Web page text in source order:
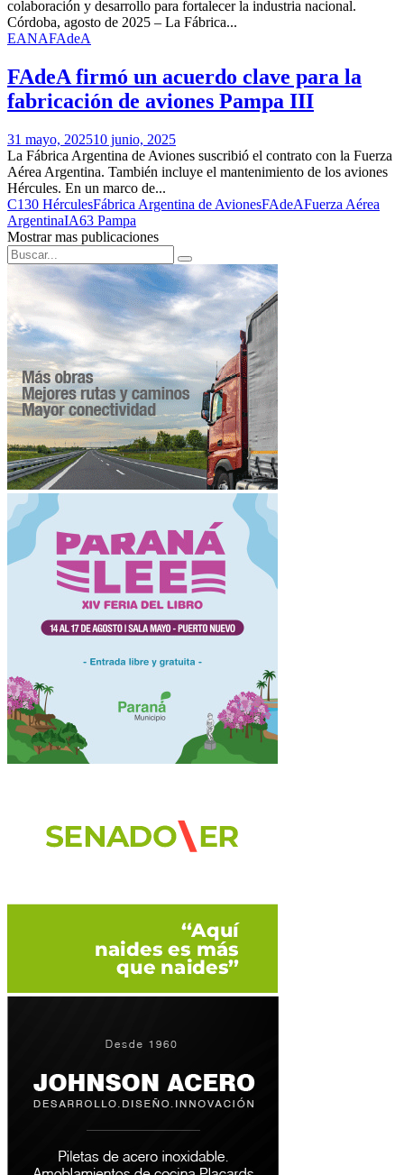
colaboración y desarrollo para fortalecer la industria nacional.
Córdoba, agosto de 2025 – La Fábrica...
EANAFAdeA
FAdeA firmó un acuerdo clave para la
fabricación de aviones Pampa III
31 mayo, 202510 junio, 2025
La Fábrica Argentina de Aviones suscribió el contrato con la Fuerza
Aérea Argentina. También incluye el mantenimiento de los aviones
Hércules. En un marco de...
C130 HérculesFábrica Argentina de AvionesFAdeAFuerza Aérea
ArgentinaIA63 Pampa
Mostrar mas publicaciones
Search
for:
Search